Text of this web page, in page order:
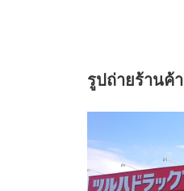
รูปถ่ายร้านค้า